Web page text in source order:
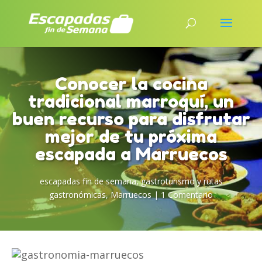
Conocer la cocina
tradicional marroquí, un
buen recurso para disfrutar
mejor de tu próxima
escapada a Marruecos
escapadas fin de semana,gastroturismo y rutas
gastronómicas,Marruecos|1 Comentario